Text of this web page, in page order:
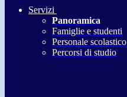
Servizi
Panoramica
Famiglie e studenti
Personale scolastico
Percorsi di studio